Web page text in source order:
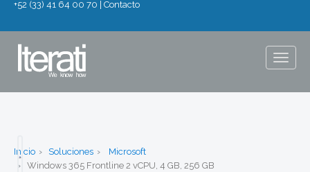
+52 (33) 41 64 00 70 Contacto
Inicio Soluciones
Microsoft
Windows 365 Frontline 2 vCPU, 4 GB, 256 GB